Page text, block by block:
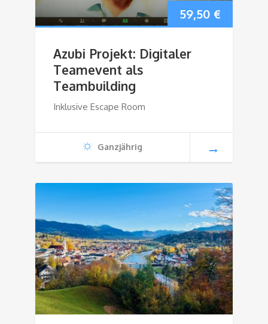
59,50 €
Azubi Projekt: Digitaler
Teamevent als
Teambuilding
Inklusive Escape Room
Ganzjährig